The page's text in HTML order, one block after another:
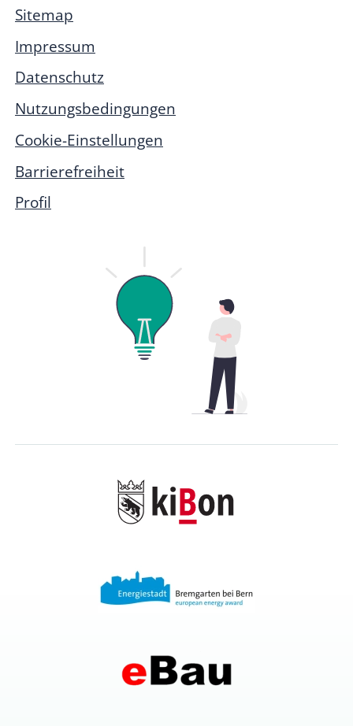
Sitemap
Impressum
Datenschutz
Nutzungsbedingungen
Cookie-Einstellungen
Barrierefreiheit
Profil